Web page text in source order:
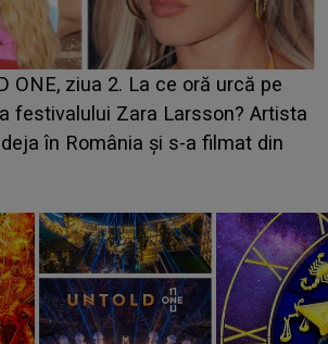
concurentă din "Casa Iubirii" l-a
pe Emanuel. CINE ESTE
Alexandra?! Aflându-se în fața
IMEDIAT: "Am